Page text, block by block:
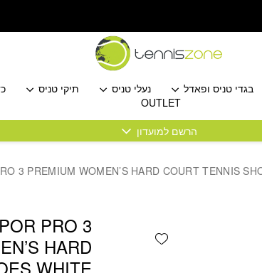
בגדי טניס ופאדל נעלי טניס תיקי טניס
OUTLET
הרשם למועדון
PRO 3
HARD
WHITE
Add wishlist